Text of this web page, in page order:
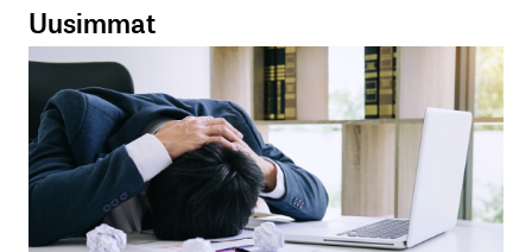
Uusimmat